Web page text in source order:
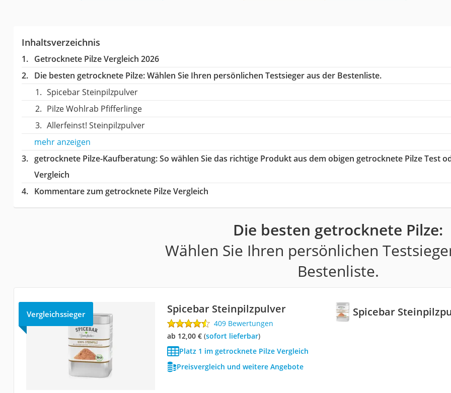
Inhaltsverzeichnis
Getrocknete Pilze Vergleich 2026
Die besten getrocknete Pilze:Wählen Sie Ihren persönlichen Testsieger aus der Bestenliste.
Spicebar Steinpilzpulver
Pilze Wohlrab Pfifferlinge
Allerfeinst! Steinpilzpulver
mehr anzeigen
getrocknete Pilze-Kaufberatung: So wählen Sie das richtige Produkt aus dem obigen getrocknete Pilze Test
Vergleich
Kommentare zum getrocknete Pilze Vergleich
Die besten getrocknete Pilze:
Wählen Sie Ihren persönlichen
Bestenliste.
Spicebar
Vergleichssieger Spicebar Steinpilzpulver
409 Bewertungen
ab 12,00 €( Sofort lieferbar)
Platz 1 im getrocknete Pilze Vergleich
Preisvergleich und weitere Angebote